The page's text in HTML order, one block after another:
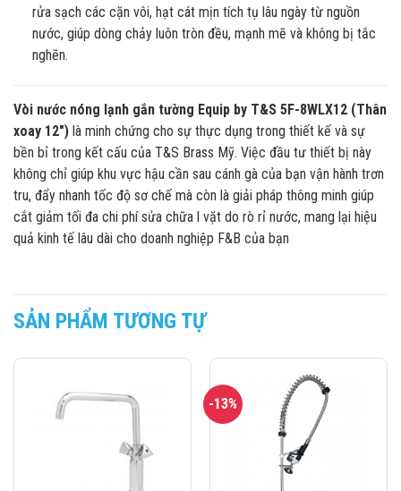
rửa sạch các cặn vôi, hạt cát mịn tích tụ lâu ngày từ nguồn
nước, giúp dòng chảy luôn tròn đều, mạnh mẽ và không bị tắc
nghẽn.
Vòi nước nóng lạnh gắn tường Equip by T&S 5F-8WLX12 (Thân
xoay 12″) là minh chứng cho sự thực dụng trong thiết kế và sự
bền bỉ trong kết cấu của T&S Brass Mỹ. Việc đầu tư thiết bị này
không chỉ giúp khu vực hậu cần sau cánh gà của bạn vận hành trơn
tru, đẩy nhanh tốc độ sơ chế mà còn là giải pháp thông minh giúp
cắt giảm tối đa chi phí sửa chữa l vặt do rò rỉ nước, mang lại hiệu
quả kinh tế lâu dài cho doanh nghiệp F&B của bạn
SẢN PHẨM TƯƠNG TỰ
-13%